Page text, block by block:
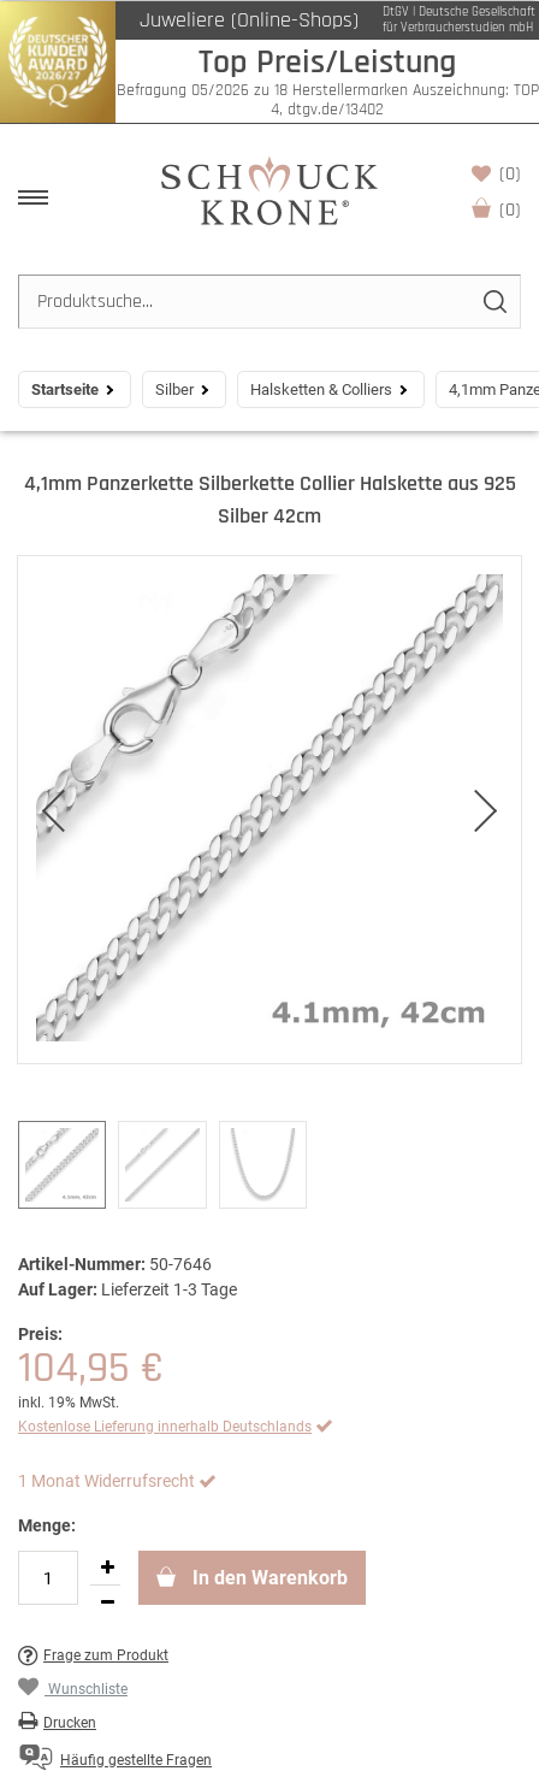
Juweliere (Online-Shops)
DtGV | Deutsche Gesellschaft
für Verbraucherstudien mbH
Top Preis/Leistung
Befragung 05/2026 zu 18 Herstellermarken Auszeichnung: TOP
4, dtgv.de/13402
(0)
(0)
Startseite Silber Halsketten & Colliers 4,1mm
4,1mm Panzerkette Silberkette Collier Halskette aus 925
Silber 42cm
Artikel-Nummer: 50-7646
Auf Lager: Lieferzeit 1-3 Tage
Preis:
104,95 €
inkl. 19% MwSt.
Kostenlose Lieferung innerhalb Deutschlands
1 Monat Widerrufsrecht
Menge:
In den Warenkorb
Frage zum Produkt
Wunschliste
Drucken
Häufig gestellte Fragen